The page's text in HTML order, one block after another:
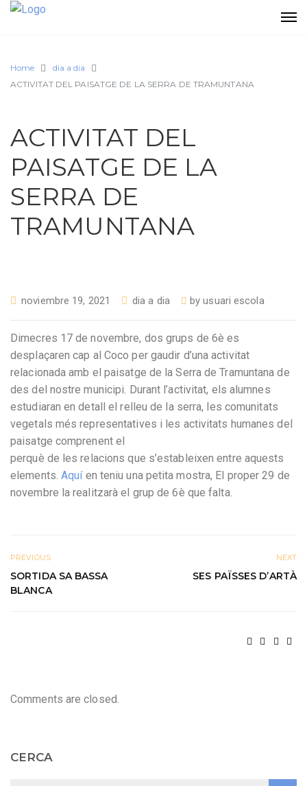
Home
dia a dia
ACTIVITAT DEL PAISATGE DE LA SERRA DE TRAMUNTANA
ACTIVITAT DEL
PAISATGE DE LA
SERRA DE
TRAMUNTANA
noviembre 19, 2021 dia a dia byusuari escola
Dimecres 17 de novembre, dos grups de 6è es
desplaçaren cap al Coco per gaudir d’una activitat
relacionada amb el paisatge de la Serra de Tramuntana de
des del nostre municipi. Durant l’activitat, els alumnes
estudiaran en detall el relleu de la serra, les comunitats
vegetals més representatives i les activitats humanes del
paisatge comprenent el
perquè de les relacions que s’estableixen entre aquests
elements. Aquí en teniu una petita mostra, El proper 29 de
novembre la realitzarà el grup de 6è que falta.
PREVIOUS
SORTIDA SA BASSA
BLANCA
NEXT
SES PAÏSSES D’ARTÀ
Comments are closed.
CERCA